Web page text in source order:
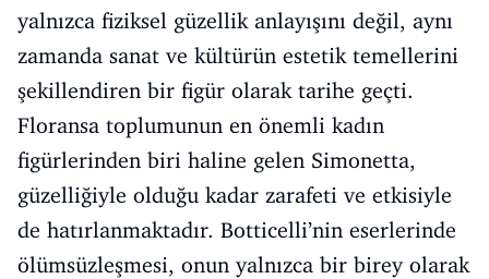
yalnızca fiziksel güzellik anlayışını değil, aynı
zamanda sanat ve kültürün estetik temellerini
şekillendiren bir figür olarak tarihe geçti.
Floransa toplumunun en önemli kadın
figürlerinden biri haline gelen Simonetta,
güzelliğiyle olduğu kadar zarafeti ve etkisiyle
de hatırlanmaktadır. Botticelli’nin eserlerinde
ölümsüzleşmesi, onun yalnızca bir birey olarak